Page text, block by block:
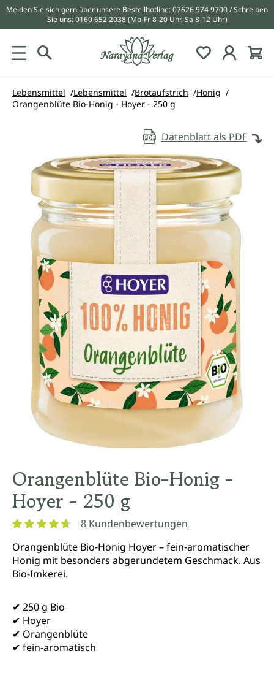
springen
Melden Sie sich gern über unsere Bestellhotline:07626 974 9700/ Schreiben
Sie uns:0160 652 2038 (Mo-Fr 8-20 Uhr, Sa 8-12 Uhr)
Du hast 0
Lebensmittel Lebensmittel Brotaufstrich
Honig
Orangenblüte Bio-Honig - Hoyer - 250 g
Datenblatt als PDF
Bildergalerie überspringen
Orangenblüte Bio-Honig -
Hoyer - 250 g
8 Kundenbewertungen
Orangenblüte Bio-Honig Hoyer – fein-aromatischer
Honig mit besonders abgerundetem Geschmack. Aus
Bio-Imkerei.
✔ 250 g Bio
✔ Hoyer
✔ Orangenblüte
✔ fein-aromatisch